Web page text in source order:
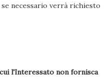
necessario verrà richiesto
l'Interessato non fornisca